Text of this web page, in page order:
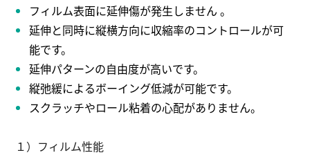
フィルム表面に延伸傷が発生しません 。
延伸と同時に縦横方向に収縮率のコントロールが可
能です。
延伸パターンの自由度が高いです。
縦弛緩によるボーイング低減が可能です。
スクラッチやロール粘着の心配がありません。
１）フィルム性能